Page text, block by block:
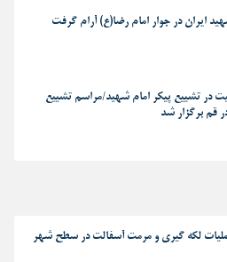
ایران در جوار امام رضا(ع) آرام گرفت
در تشییع پیکر امام شهید/مراسم تشییع
قم برگزار شد
لکه گیری و مرمت آسفالت در سطح شهر